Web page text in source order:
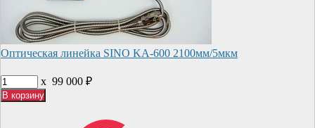
Оптическая линейка SINO KA-600 2100мм/5мкм
x 99 000 ₽